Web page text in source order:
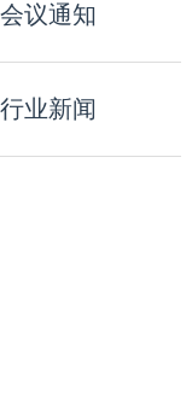
会议通知
行业新闻